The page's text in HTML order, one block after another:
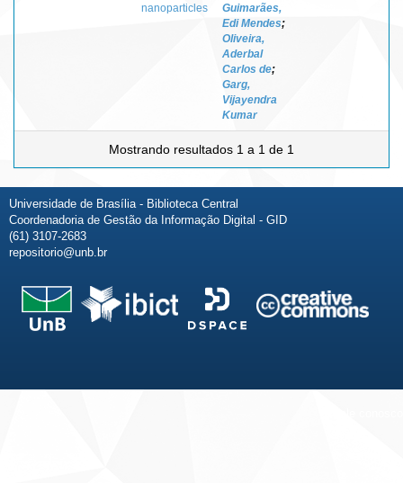
nanoparticles
Guimarães,
Edi Mendes;
Oliveira,
Aderbal
Carlos de;
Garg,
Vijayendra
Kumar
Mostrando resultados 1 a 1 de 1
Universidade de Brasília - Biblioteca Central
Coordenadoria de Gestão da Informação Digital - GID
(61) 3107-2683
repositorio@unb.br